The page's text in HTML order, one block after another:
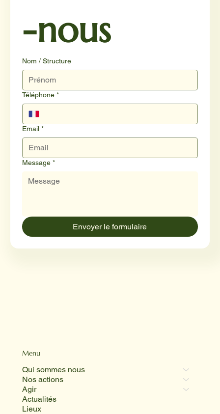
Menu
Qui sommes nous
Nos actions
Agir
Actualités
Lieux
-nous
Nom / Structure
Téléphone *
Email *
Message *
Envoyer le formulaire